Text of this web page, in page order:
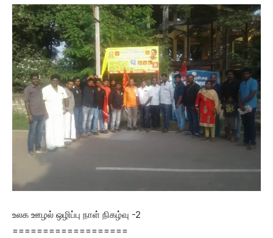
உலக ஊழல் ஒழிப்பு நாள் நிகழ்வு -2
===================